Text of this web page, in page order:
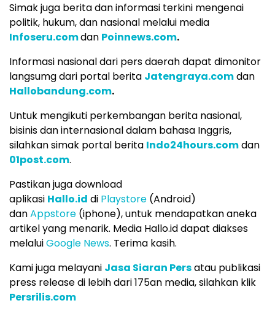
Simak juga berita dan informasi terkini mengenai
politik, hukum, dan nasional melalui media
Infoseru.comdan Poinnews.com.
Informasi nasional dari pers daerah dapat dimonitor
langsumg dari portal berita Jatengraya.comdan
Hallobandung.com.
Untuk mengikuti perkembangan berita nasional,
bisinis dan internasional dalam bahasa Inggris,
silahkan simak portal berita Indo24hours.comdan
01post.com.
Pastikan juga download
aplikasi Hallo.id di Playstore (Android)
danAppstore (iphone), untuk mendapatkan aneka
artikel yang menarik. Media Hallo.id dapat diakses
melaluiGoogle News. Terima kasih.
Kami juga melayani Jasa Siaran Persatau publikasi
press release di lebih dari 175an media, silahkan klik
Persrilis.com